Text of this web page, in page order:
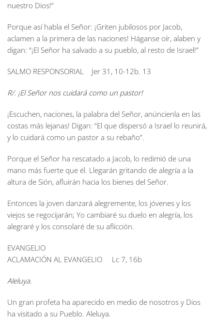
nuestro Dios!”
Porque así habla el Señor: ¡Griten jubilosos por Jacob,
aclamen a la primera de las naciones! Háganse oír, alaben y
digan: “¡El Señor ha salvado a su pueblo, al resto de Israel!”
SALMO RESPONSORIAL Jer 31, 10-12b. 13
R/. ¡El Señor nos cuidará como un pastor!
¡Escuchen, naciones, la palabra del Señor, anúncienla en las
costas más lejanas! Digan: “El que dispersó a Israel lo reunirá,
y lo cuidará como un pastor a su rebaño”.
Porque el Señor ha rescatado a Jacob, lo redimió de una
mano más fuerte que él. Llegarán gritando de alegría a la
altura de Sión, afluirán hacia los bienes del Señor.
Entonces la joven danzará alegremente, los jóvenes y los
viejos se regocijarán; Yo cambiaré su duelo en alegría, los
alegraré y los consolaré de su aflicción.
EVANGELIO
ACLAMACIÓN AL EVANGELIO Lc 7, 16b
Aleluya.
Un gran profeta ha aparecido en medio de nosotros y Dios
ha visitado a su Pueblo. Aleluya.